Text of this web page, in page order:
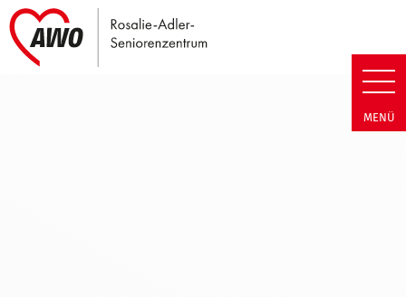
Rosalie-Adler-
MENÜ